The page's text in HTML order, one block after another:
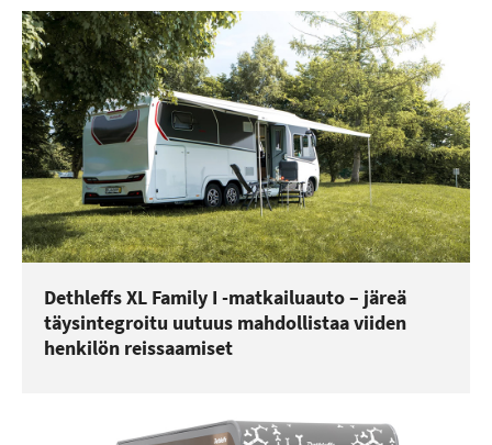
Dethleffs XL Family I -matkailuauto – järeä
täysintegroitu uutuus mahdollistaa viiden
henkilön reissaamiset